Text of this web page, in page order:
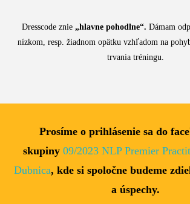
Dresscode znie „hlavne pohodlne“. Dámam
nízkom, resp. žiadnom opätku vzhľadom na
trvania tréningu.
Prosíme o prihlásenie sa do
skupiny 09/2023 NLP Premier
Dubnica, kde si spoločne budeme
a úspechy.